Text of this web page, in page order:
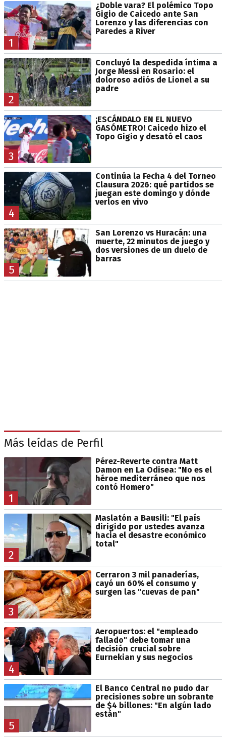
1
¿Doble vara? El polémico Topo
Gigio de Caicedo ante San
Lorenzo y las diferencias con
Paredes a River
2
Concluyó la despedida íntima a
Jorge Messi en Rosario: el
doloroso adiós de Lionel a su
padre
3
¡ESCÁNDALO EN EL NUEVO
GASÓMETRO! Caicedo hizo el
Topo Gigio y desató el caos
4
Continúa la Fecha 4 del Torneo
Clausura 2026: qué partidos se
juegan este domingo y dónde
verlos en vivo
5
San Lorenzo vs Huracán: una
muerte, 22 minutos de juego y
dos versiones de un duelo de
barras
Más leídas de Perfil
1
Pérez-Reverte contra Matt
Damon en La Odisea: "No es el
héroe mediterráneo que nos
contó Homero"
2
Maslatón a Bausili: "El país
dirigido por ustedes avanza
hacia el desastre económico
total"
3
Cerraron 3 mil panaderías,
cayó un 60% el consumo y
surgen las "cuevas de pan"
4
Aeropuertos: el "empleado
fallado" debe tomar una
decisión crucial sobre
Eurnekian y sus negocios
5
El Banco Central no pudo dar
precisiones sobre un sobrante
de $4 billones: "En algún lado
están"